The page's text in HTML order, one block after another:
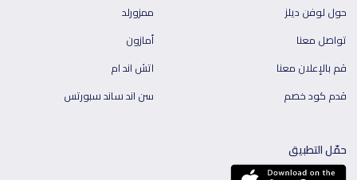
حول لوفن ديلز
تواصل معنا
قم بالإعلان معنا
قدم كود خصم
ممزورلد
أمازون
اتش اند ام
سن اند ساند سبورتس
حمّل التطبيق